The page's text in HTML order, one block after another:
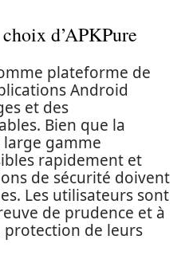
d’APKPure
plateforme de
Android
et des
Bien que la
gamme
rapidement et
de sécurité doivent
Les utilisateurs sont
de prudence et à
de leurs